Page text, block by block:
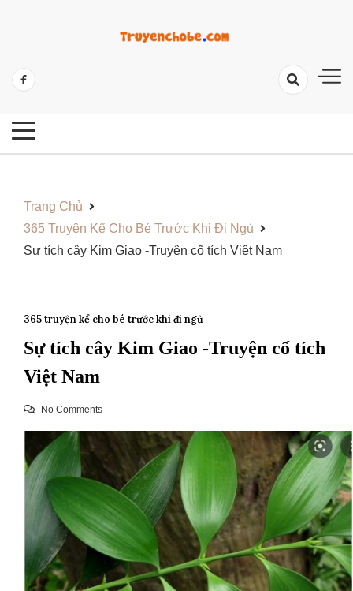
Những Câu Truyện Hay Cho Bé
Trang Chủ
365 Truyện Kể Cho Bé Trước Khi Đi Ngủ
Sự tích cây Kim Giao -Truyện cổ tích Việt Nam
365 truyện kể cho bé trước khi đi ngủ
Sự tích cây Kim Giao -Truyện cổ tích
Việt Nam
No Comments